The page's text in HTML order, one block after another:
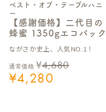
ベスト・オブ・テーブルハニ
ー
【感謝価格】二代目の
蜂蜜 1350gエコパック
ながさか史上、人気NO.1！
通常価格 ¥4,680
¥4,280